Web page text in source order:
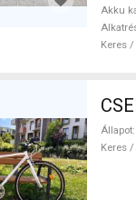
Akku
Keres
Állapot
Keres